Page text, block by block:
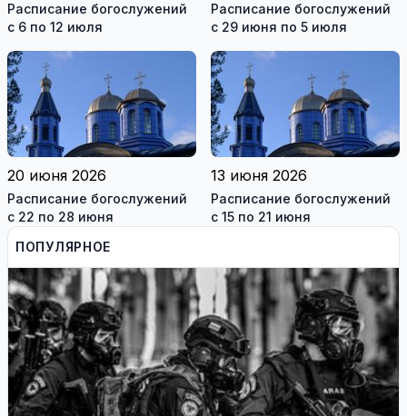
Расписание богослужений
с 6 по 12 июля
Расписание богослужений
с 29 июня по 5 июля
20 июня 2026
Расписание богослужений
с 22 по 28 июня
13 июня 2026
Расписание богослужений
с 15 по 21 июня
ПОПУЛЯРНОЕ